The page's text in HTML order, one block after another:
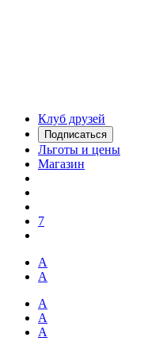
Клуб друзей
Подписаться
Льготы и цены
Магазин
7
А
А
А
А
А